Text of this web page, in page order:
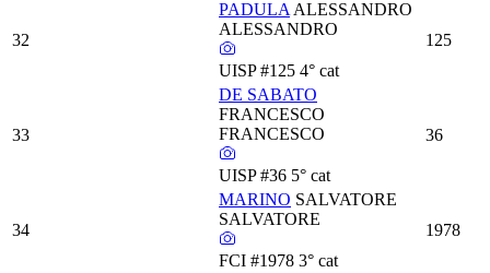
32
PADULA ALESSANDRO
ALESSANDRO
UISP #125 4° cat
125
33
DE SABATO
FRANCESCO
FRANCESCO
UISP #36 5° cat
36
34
MARINO SALVATORE
SALVATORE
FCI #1978 3° cat
1978